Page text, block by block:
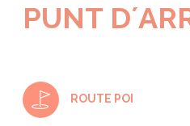
PUNT
ROUTE POI